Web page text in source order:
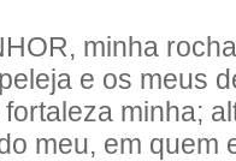
minha
e os meus
minha;
meu, em quem